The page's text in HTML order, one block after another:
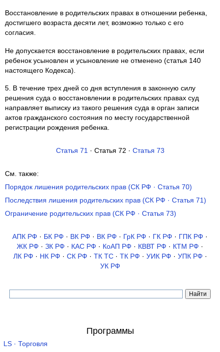
Восстановление в родительских правах в отношении ребенка,
достигшего возраста десяти лет, возможно только с его
согласия.
Не допускается восстановление в родительских правах, если
ребенок усыновлен и усыновление не отменено (статья 140
настоящего Кодекса).
5. В течение трех дней со дня вступления в законную силу
решения суда о восстановлении в родительских правах суд
направляет выписку из такого решения суда в орган записи
актов гражданского состояния по месту государственной
регистрации рождения ребенка.
Статья 71· Статья 72 · Статья 73
См. также:
Порядок лишения родительских прав (СК РФ · Статья 70)
Последствия лишения родительских прав (СК РФ · Статья 71)
Ограничение родительских прав (СК РФ · Статья 73)
АПК РФ · БК РФ · ВК РФ · ВК РФ · ГрК РФ · ГК РФ · ГПК РФ ·
ЖК РФ · ЗК РФ · КАС РФ · КоАП РФ · КВВТ РФ · КТМ РФ ·
ЛК РФ · НК РФ · СК РФ · ТК TC· ТК РФ · УИК РФ · УПК РФ ·
УК РФ
Программы
LS · Торговля